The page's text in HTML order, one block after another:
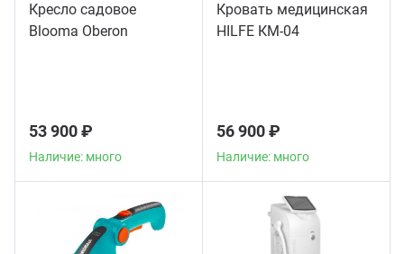
Кресло садовое
Blooma Oberon
53 900 ₽
Наличие: много
Кровать медицинская
HILFE КМ-04
56 900 ₽
Наличие: много